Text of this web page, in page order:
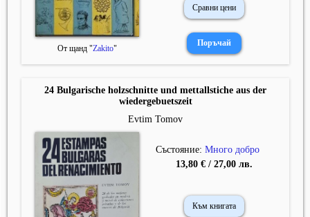
От щанд "Zakito"
Сравни цени
24 Bulgarische holzschnitte und mettallstiche aus der
wiedergebuetszeit
Evtim Tomov
Състояние: Много добро
13,80 € / 27,00 лв.
Към книгата